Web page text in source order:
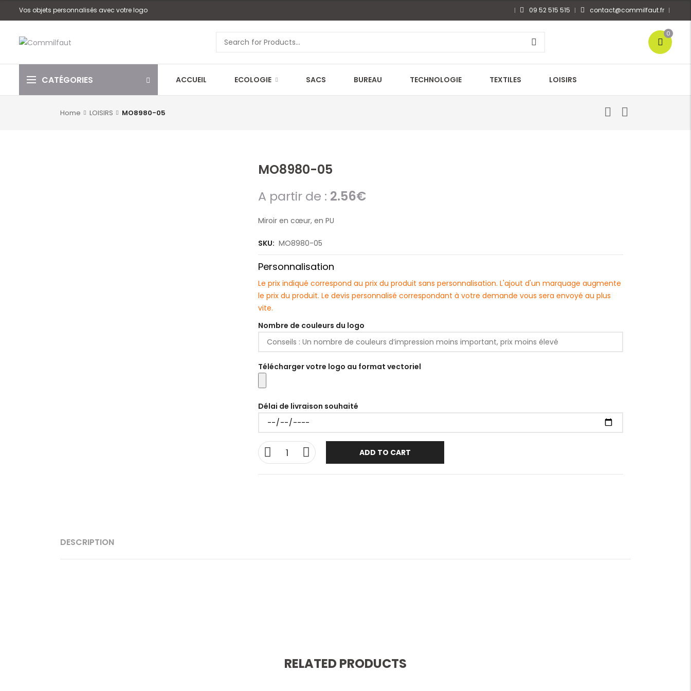
Vos objets personnalisés avec votre logo 09 52 515 515 contact@commilfaut.fr
0
CATÉGORIES ACCUEIL ECOLOGIE SACS BUREAU TECHNOLOGIE TEXTILES LOISIRS
Home LOISIRS MO8980-05
MO8980-05
A partir de : 2.56€
Miroir en cœur, en PU
SKU: MO8980-05
Personnalisation
Le prix indiqué correspond au prix du produit sans personnalisation. L'ajout d'un marquage augmente
le prix du produit. Le devis personnalisé correspondant à votre demande vous sera envoyé au plus
vite.
Nombre de couleurs du logo
Télécharger votre logo au format vectoriel
Délai de livraison souhaité
ADD TO CART
DESCRIPTION
RELATED PRODUCTS